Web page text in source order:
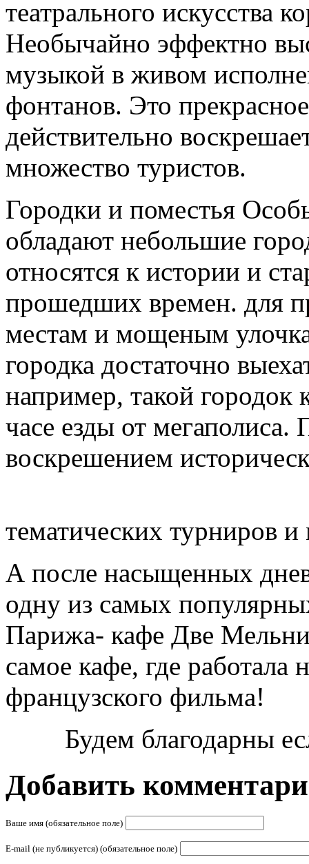
театрального искусства
Необычайно эффектно
музыкой в живом
фонтанов. Это
действительно
множество туристов.
Городки и поместья
обладают небольшие
относятся к истории и
прошедших времен. для
местам и мощеным
городка достаточно
например, такой городок
часе езды от мегаполиса.
воскрешением
тематических турниров и
А после насыщенных
одну из самых
Парижа- кафе Две
самое кафе, где работала
французского фильма!
Будем благодарны
Добавить
Ваше имя (обязательное поле)
E-mail (не публикуется) (обязательное поле)